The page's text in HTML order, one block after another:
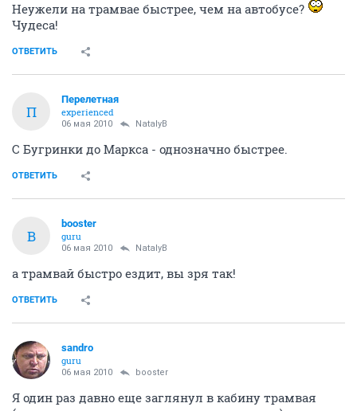
Неужели на трамвае быстрее, чем на автобусе?
Чудеса!
ОТВЕТИТЬ
П
Перелетная
experienced
06 мая 2010 NatalyB
С Бугринки до Маркса - однозначно быстрее.
ОТВЕТИТЬ
B
bооster
guru
06 мая 2010 NatalyB
а трамвай быстро ездит, вы зря так!
ОТВЕТИТЬ
sandro
guru
06 мая 2010 bооster
Я один раз давно еще заглянул в кабину трамвая